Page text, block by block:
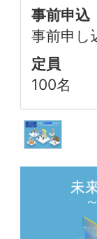
事前申込
事前申し
定員
100名